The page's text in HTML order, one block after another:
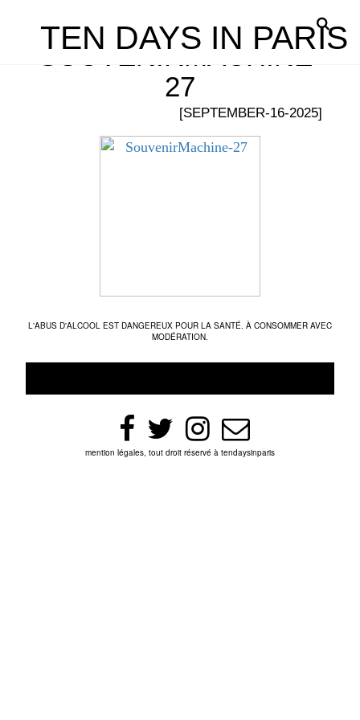
TEN DAYS IN PARIS
SOUVENIRMACHINE-
27
[SEPTEMBER-16-2025]
L'ABUS D'ALCOOL EST DANGEREUX POUR LA SANTÉ. À CONSOMMER AVEC
MODÉRATION.
mention légales, tout droit réservé à tendaysinparis